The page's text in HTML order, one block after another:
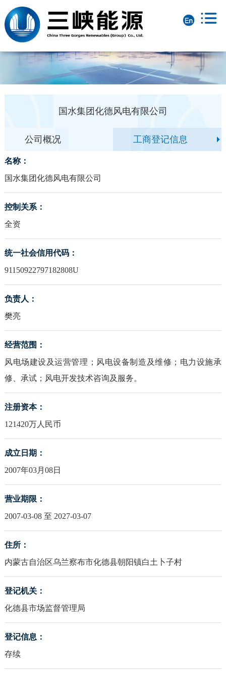
国水集团化德风电有限公司
公司概况 工商登记信息
名称：
国水集团化德风电有限公司
控制关系：
全资
统一社会信用代码：
91150922797182808U
负责人：
樊亮
经营范围：
风电场建设及运营管理；风电设备制造及维修；电力设施承
修、承试；风电开发技术咨询及服务。
注册资本：
121420万人民币
成立日期：
2007年03月08日
营业期限：
2007-03-08 至 2027-03-07
住所：
内蒙古自治区乌兰察布市化德县朝阳镇白土卜子村
登记机关：
化德县市场监督管理局
登记信息：
存续